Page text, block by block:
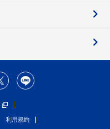
利用規約